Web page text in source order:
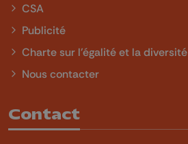
CSA
Publicité
Charte sur l'égalité et la diversité
Nous contacter
Contact